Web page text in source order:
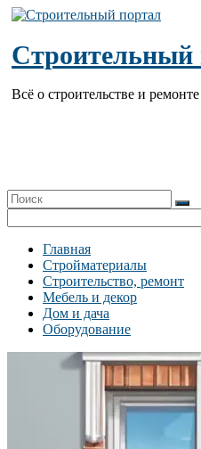
Перейти
содержимому
Строительный
Всё о строительстве и ремонте
Главная
Стройматериалы
Строительство, ремонт
Мебель и декор
Дом и дача
Оборудование